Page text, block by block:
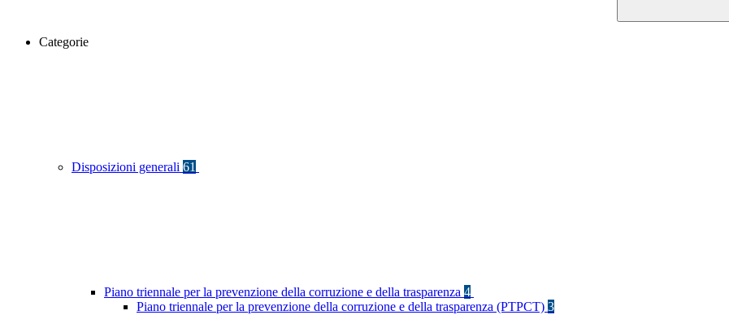
Categorie
Disposizioni generali 61
Piano triennale per la prevenzione della corruzione e della trasparenza 4
Piano triennale per la prevenzione della corruzione e della trasparenza (PTPCT) 3